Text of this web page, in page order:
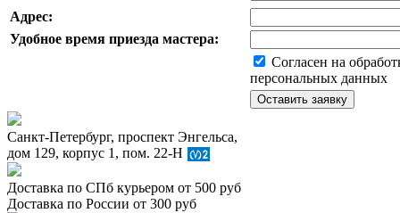
Адрес:
Удобное время приезда мастера:
Согласен на
персональных данных
Санкт-Петербург, проспект Энгельса,
дом 129, корпус 1, пом. 22-Н
Доставка по СПб курьером от 500 руб
Доставка по России от 300 руб